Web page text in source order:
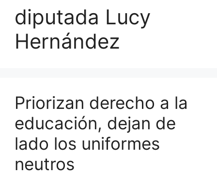
diputada Lucy
Hernández
Priorizan derecho a la
educación, dejan de
lado los uniformes
neutros